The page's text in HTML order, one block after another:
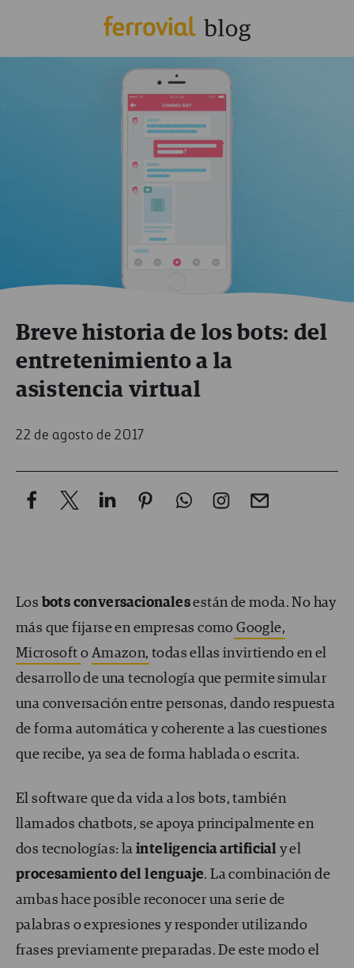
Breve historia de los bots: del
entretenimiento a la
asistencia virtual
22 de agosto de 2017
Los bots conversacionalesestán de moda. No hay
más que fijarse en empresas como Google,
Microsofto Amazon, todas ellas invirtiendo en el
desarrollo de una tecnología que permite simular
una conversación entre personas, dando respuesta
de forma automática y coherente a las cuestiones
que recibe, ya sea de forma hablada o escrita.
El software que da vida a los bots, también
llamados chatbots, se apoya principalmente en
dos tecnologías: la inteligencia artificial y el
procesamiento del lenguaje. La combinación de
ambas hace posible reconocer una serie de
palabras o expresiones y responder utilizando
frases previamente preparadas. De este modo el